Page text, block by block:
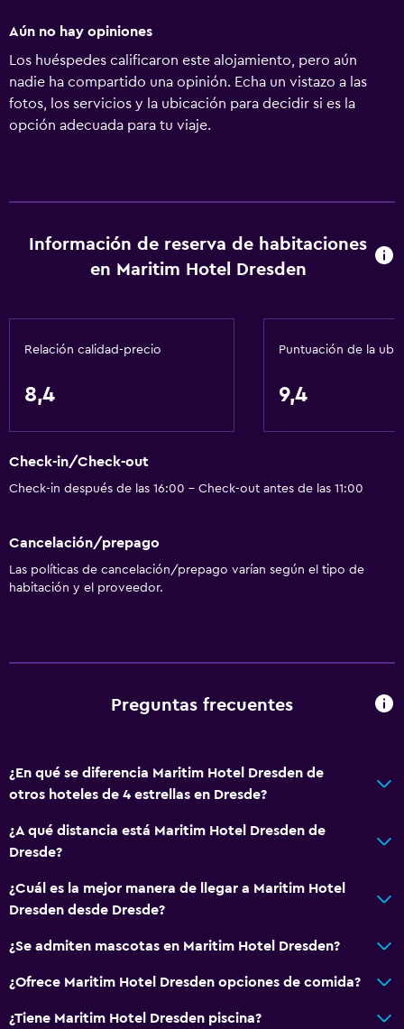
Aún no hay opiniones
Los huéspedes calificaron este alojamiento, pero aún
nadie ha compartido una opinión. Echa un vistazo a las
fotos, los servicios y la ubicación para decidir si es la
opción adecuada para tu viaje.
Información de reserva de habitaciones
en Maritim Hotel Dresden
Relación calidad-precio
8,4
Puntuación de la
9,4
Check-in/Check-out
Check-in después de las 16:00 - Check-out antes de las 11:00
Cancelación/prepago
Las políticas de cancelación/prepago varían según el tipo de
habitación y el proveedor.
Preguntas frecuentes
¿En qué se diferencia Maritim Hotel Dresden de
otros hoteles de 4 estrellas en Dresde?
¿A qué distancia está Maritim Hotel Dresden de
Dresde?
¿Cuál es la mejor manera de llegar a Maritim Hotel
Dresden desde Dresde?
¿Se admiten mascotas en Maritim Hotel Dresden?
¿Ofrece Maritim Hotel Dresden opciones de comida?
¿Tiene Maritim Hotel Dresden piscina?